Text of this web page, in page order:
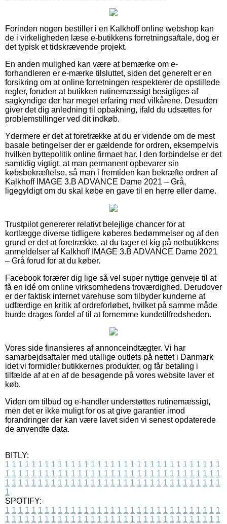
Forinden nogen bestiller i en Kalkhoff online webshop kan
de i virkeligheden læse e-butikkens forretningsaftale, dog er
det typisk et tidskrævende projekt.
En anden mulighed kan være at bemærke om e-
forhandleren er e-mærke tilsluttet, siden det generelt er en
forsikring om at online forretningen respekterer de opstillede
regler, foruden at butikken rutinemæssigt besigtiges af
sagkyndige der har meget erfaring med vilkårene. Desuden
giver det dig anledning til opbakning, ifald du udsættes for
problemstillinger ved dit indkøb.
Ydermere er det at foretrække at du er vidende om de mest
basale betingelser der er gældende for ordren, eksempelvis
hvilken byttepolitik online firmaet har. I den forbindelse er det
samtidig vigtigt, at man permanent opbevarer sin
købsbekræftelse, så man i fremtiden kan bekræfte ordren af
Kalkhoff IMAGE 3.B ADVANCE Dame 2021 – Grå,
ligegyldigt om du skal købe en gave til en herre eller dame.
Trustpilot genererer relativt belejlige chancer for at
kortlægge diverse tidligere køberes bedømmelser og af den
grund er det at foretrække, at du tager et kig på netbutikkens
anmeldelser af Kalkhoff IMAGE 3.B ADVANCE Dame 2021
– Grå forud for at du køber.
Facebook forærer dig lige så vel super nyttige genveje til at
få en idé om online virksomhedens troværdighed. Derudover
er der faktisk internet varehuse som tilbyder kunderne at
udfærdige en kritik af ordreforløbet, hvilket på samme måde
burde drages fordel af til at fornemme kundetilfredsheden.
Vores side finansieres af annonceindtægter. Vi har
samarbejdsaftaler med utallige outlets på nettet i Danmark
idet vi formidler butikkernes produkter, og får betaling i
tilfælde af at en af de besøgende på vores website laver et
køb.
Viden om tilbud og e-handler understøttes rutinemæssigt,
men det er ikke muligt for os at give garantier imod
forandringer der kan være lavet siden vi senest opdaterede
de anvendte data.
BITLY:
1 1 1 1 1 1 1 1 1 1 1 1 1 1 1 1 1 1 1 1 1 1 1 1 1 1 1 1 1 1 1 1 1
1 1 1 1 1 1 1 1 1 1 1 1 1 1 1 1 1 1 1 1 1 1 1 1 1 1 1 1 1 1 1 1 1
1 1 1 1 1 1 1 1 1 1 1 1 1 1 1 1 1 1 1 1 1 1 1 1 1 1 1 1 1 1 1 1 1
1
SPOTIFY:
1 1 1 1 1 1 1 1 1 1 1 1 1 1 1 1 1 1 1 1 1 1 1 1 1 1 1 1 1 1 1 1 1
1 1 1 1 1 1 1 1 1 1 1 1 1 1 1 1 1 1 1 1 1 1 1 1 1 1 1 1 1 1 1 1 1